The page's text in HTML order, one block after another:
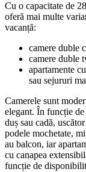
Cu o capacitate de
oferă mai multe
vacanță:
camere duble
camere duble
apartamente
sau sejururi
Camerele sunt
elegant. În funcție
duș sau cadă,
podele mochetate,
au balcon, iar
cu canapea
funcție de